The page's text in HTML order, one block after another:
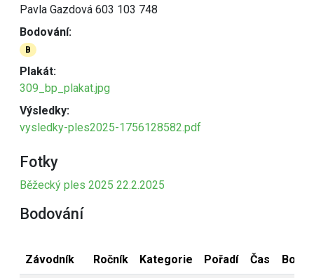
Pavla Gazdová 603 103 748
Bodování:
B
Plakát:
309_bp_plakat.jpg
Výsledky:
vysledky-ples2025-1756128582.pdf
Fotky
Běžecký ples 2025 22.2.2025
Bodování
Závodník Ročník Kategorie Pořadí Čas Body